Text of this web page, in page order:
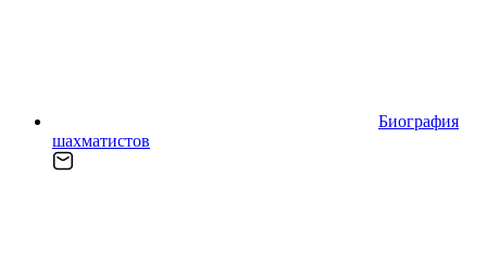
Биография
шахматистов